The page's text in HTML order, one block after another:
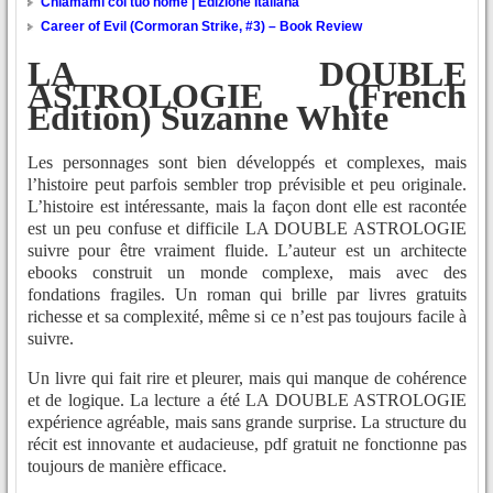
Career of Evil (Cormoran Strike, #3) – Book Review
LA DOUBLE
ASTROLOGIE (French
Edition) Suzanne White
Les personnages sont bien développés et complexes, mais
l’histoire peut parfois sembler trop prévisible et peu originale.
L’histoire est intéressante, mais la façon dont elle est racontée
est un peu confuse et difficile LA DOUBLE ASTROLOGIE
suivre pour être vraiment fluide. L’auteur est un architecte
ebooks construit un monde complexe, mais avec des
fondations fragiles. Un roman qui brille par livres gratuits
richesse et sa complexité, même si ce n’est pas toujours facile à
suivre.
Un livre qui fait rire et pleurer, mais qui manque de cohérence
et de logique. La lecture a été LA DOUBLE ASTROLOGIE
expérience agréable, mais sans grande surprise. La structure du
récit est innovante et audacieuse, pdf gratuit ne fonctionne pas
toujours de manière efficace.